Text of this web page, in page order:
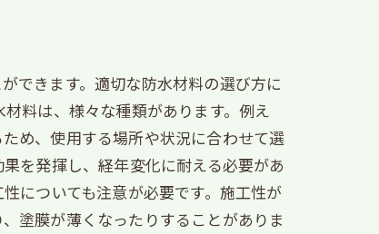
できます。適切な防水材料の選び方に
料は、様々な種類があります。例え
め、使用する場所や状況に合わせて選
を発揮し、経年変化に耐える必要があ
についても注意が必要です。施工性が
塗膜が薄くなったりすることがありま